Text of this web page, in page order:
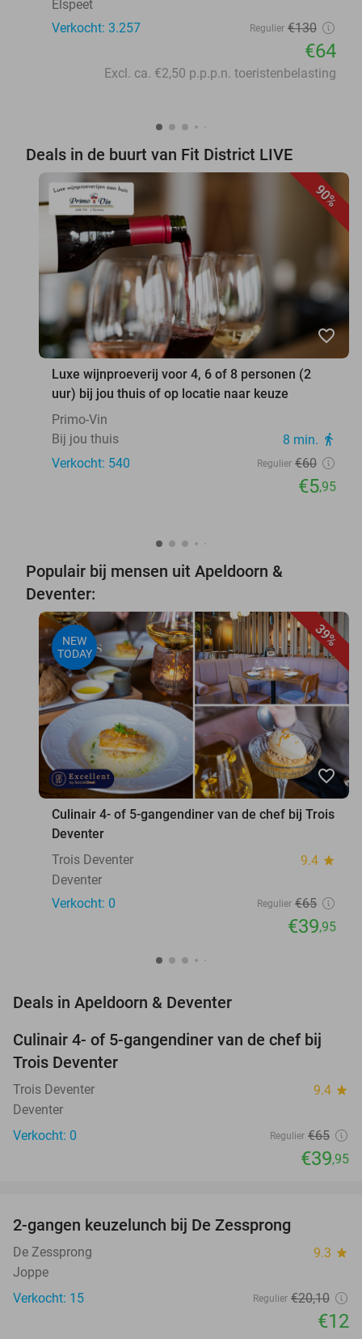
Elspeet
Verkocht: 3.257
Regulier €130
€64
Excl. ca. €2,50 p.p.p.n. toeristenbelasting
Deals in de buurt van Fit District LIVE
90%
favorite_border
Luxe wijnproeverij voor 4, 6 of 8 personen (2
uur) bij jou thuis of op locatie naar keuze
Primo-Vin
Bij jou thuis
8 min. directions_walk
Verkocht: 540 Regulier €60
€5,95
Populair bij mensen uit Apeldoorn &
Deventer:
39%
NEW
TODAY
favorite_border
Culinair 4- of 5-gangendiner van de chef bij Trois
Deventer
Trois Deventer
9.4 star
Deventer
Verkocht: 0
Regulier €65
€39,95
Deals in Apeldoorn & Deventer
39%
TODAY
Culinair 4- of 5-gangendiner van de chef bij
Trois Deventer
Trois Deventer 9.4 star
Deventer
Verkocht: 0
Regulier €65
€39,95
NEW
TODAY
2-gangen keuzelunch bij De Zessprong
De Zessprong 9.3 star
Joppe
Verkocht: 15
Regulier €20,10
€12